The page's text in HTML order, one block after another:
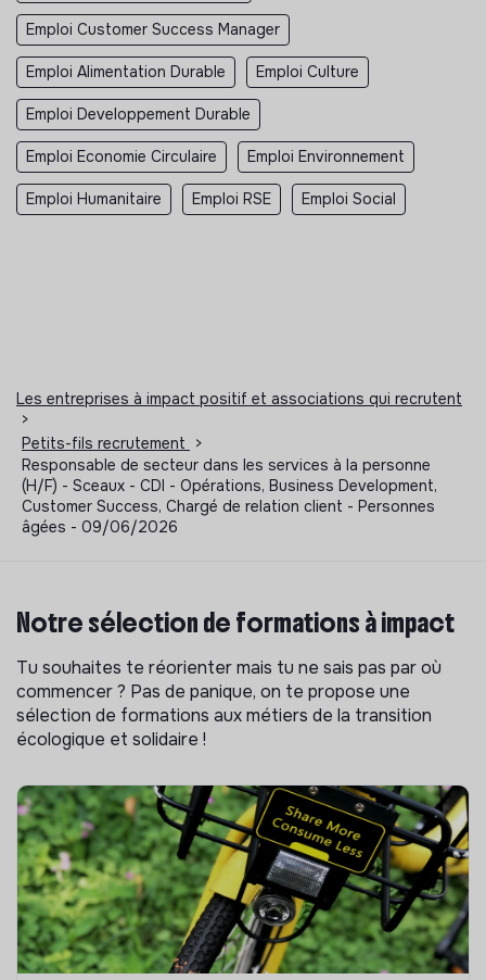
Emploi Customer Success Manager
Emploi Alimentation Durable Emploi Culture
Emploi Developpement Durable
Emploi Economie Circulaire Emploi Environnement
Emploi Humanitaire Emploi RSE Emploi Social
Les entreprises à impact positif et associations qui recrutent
>
Petits-fils recrutement
>
Responsable de secteur dans les services à la personne
(H/F) - Sceaux - CDI - Opérations, Business Development,
Customer Success, Chargé de relation client - Personnes
âgées - 09/06/2026
Notre sélection de formations à impact
Tu souhaites te réorienter mais tu ne sais pas par où
commencer ? Pas de panique, on te propose une
sélection de formations aux métiers de la transition
écologique et solidaire !